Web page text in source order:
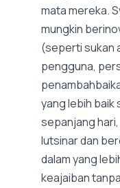
mata mereka.
mungkin
(seperti sukan
pengguna,
yang lebih baik
sepanjang
lutsinar dan
dalam yang
keajaiban